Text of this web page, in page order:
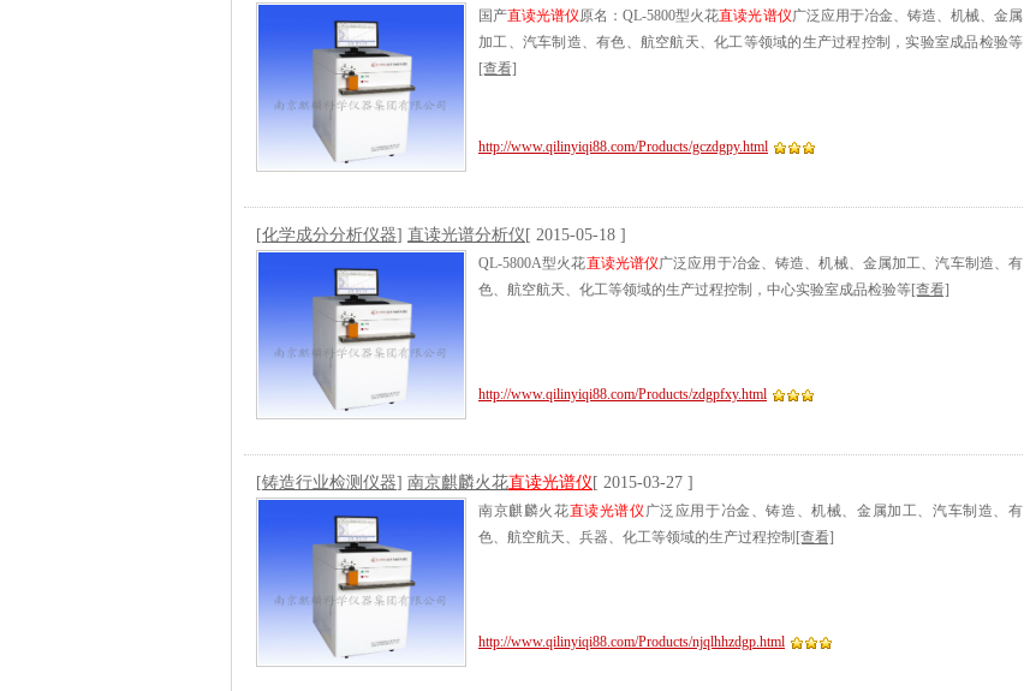
国产直读光谱仪原名：QL-5800型火花直读光谱仪广泛应用于冶金、铸造、机械、金属
加工、汽车制造、有色、航空航天、化工等领域的生产过程控制，实验室成品检验等
[查看]
http://www.qilinyiqi88.com/Products/gczdgpy.html
[化学成分分析仪器] 直读光谱分析仪 [ 2015-05-18 ]
QL-5800A型火花直读光谱仪广泛应用于冶金、铸造、机械、金属加工、汽车制造、有
色、航空航天、化工等领域的生产过程控制，中心实验室成品检验等[查看]
http://www.qilinyiqi88.com/Products/zdgpfxy.html
[铸造行业检测仪器] 南京麒麟火花直读光谱仪 [ 2015-03-27 ]
南京麒麟火花直读光谱仪 广泛应用于冶金、铸造、机械、金属加工、汽车制造、有
色、航空航天、兵器、化工等领域的生产过程控制 [查看]
http://www.qilinyiqi88.com/Products/njqlhhzdgp.html